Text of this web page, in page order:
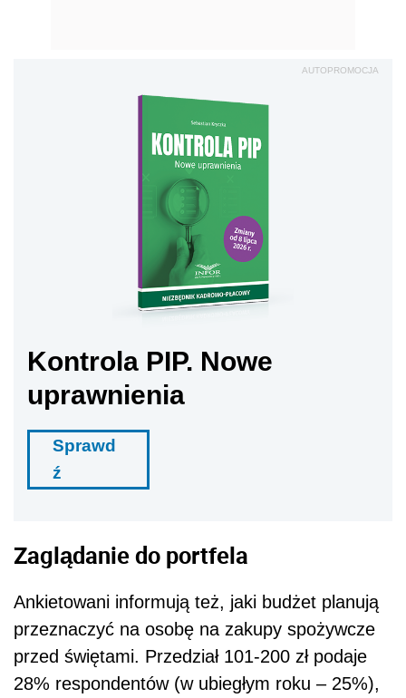
AUTOPROMOCJA
Kontrola PIP. Nowe
uprawnienia
Sprawd
ź
Zaglądanie do portfela
Ankietowani informują też, jaki budżet planują
przeznaczyć na osobę na zakupy spożywcze
przed świętami. Przedział 101-200 zł podaje
28% respondentów (w ubiegłym roku – 25%),